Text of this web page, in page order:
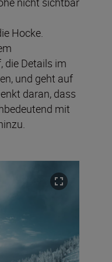
Hocke.
die Details im
und geht auf
daran, dass
mit